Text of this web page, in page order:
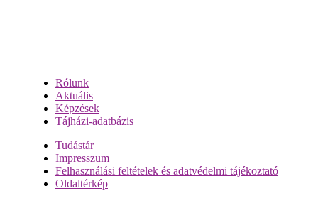
Rólunk
Aktuális
Képzések
Tájházi-adatbázis
Tudástár
Impresszum
Felhasználási feltételek és adatvédelmi tájékoztató
Oldaltérkép